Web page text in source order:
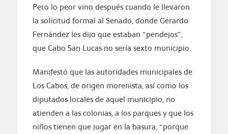
Pero lo peor vino después cuando le llevaron
la solicitud formal al Senado, donde Gerardo
Fernández les dijo que estaban “pendejos”,
que Cabo San Lucas no sería sexto municipio.
Manifestó que las autoridades municipales de
Los Cabos, de origen morenista, así como los
diputados locales de aquel municipio, no
atienden a las colonias, a los parques y que los
niños tienen que jugar en la basura, “porque